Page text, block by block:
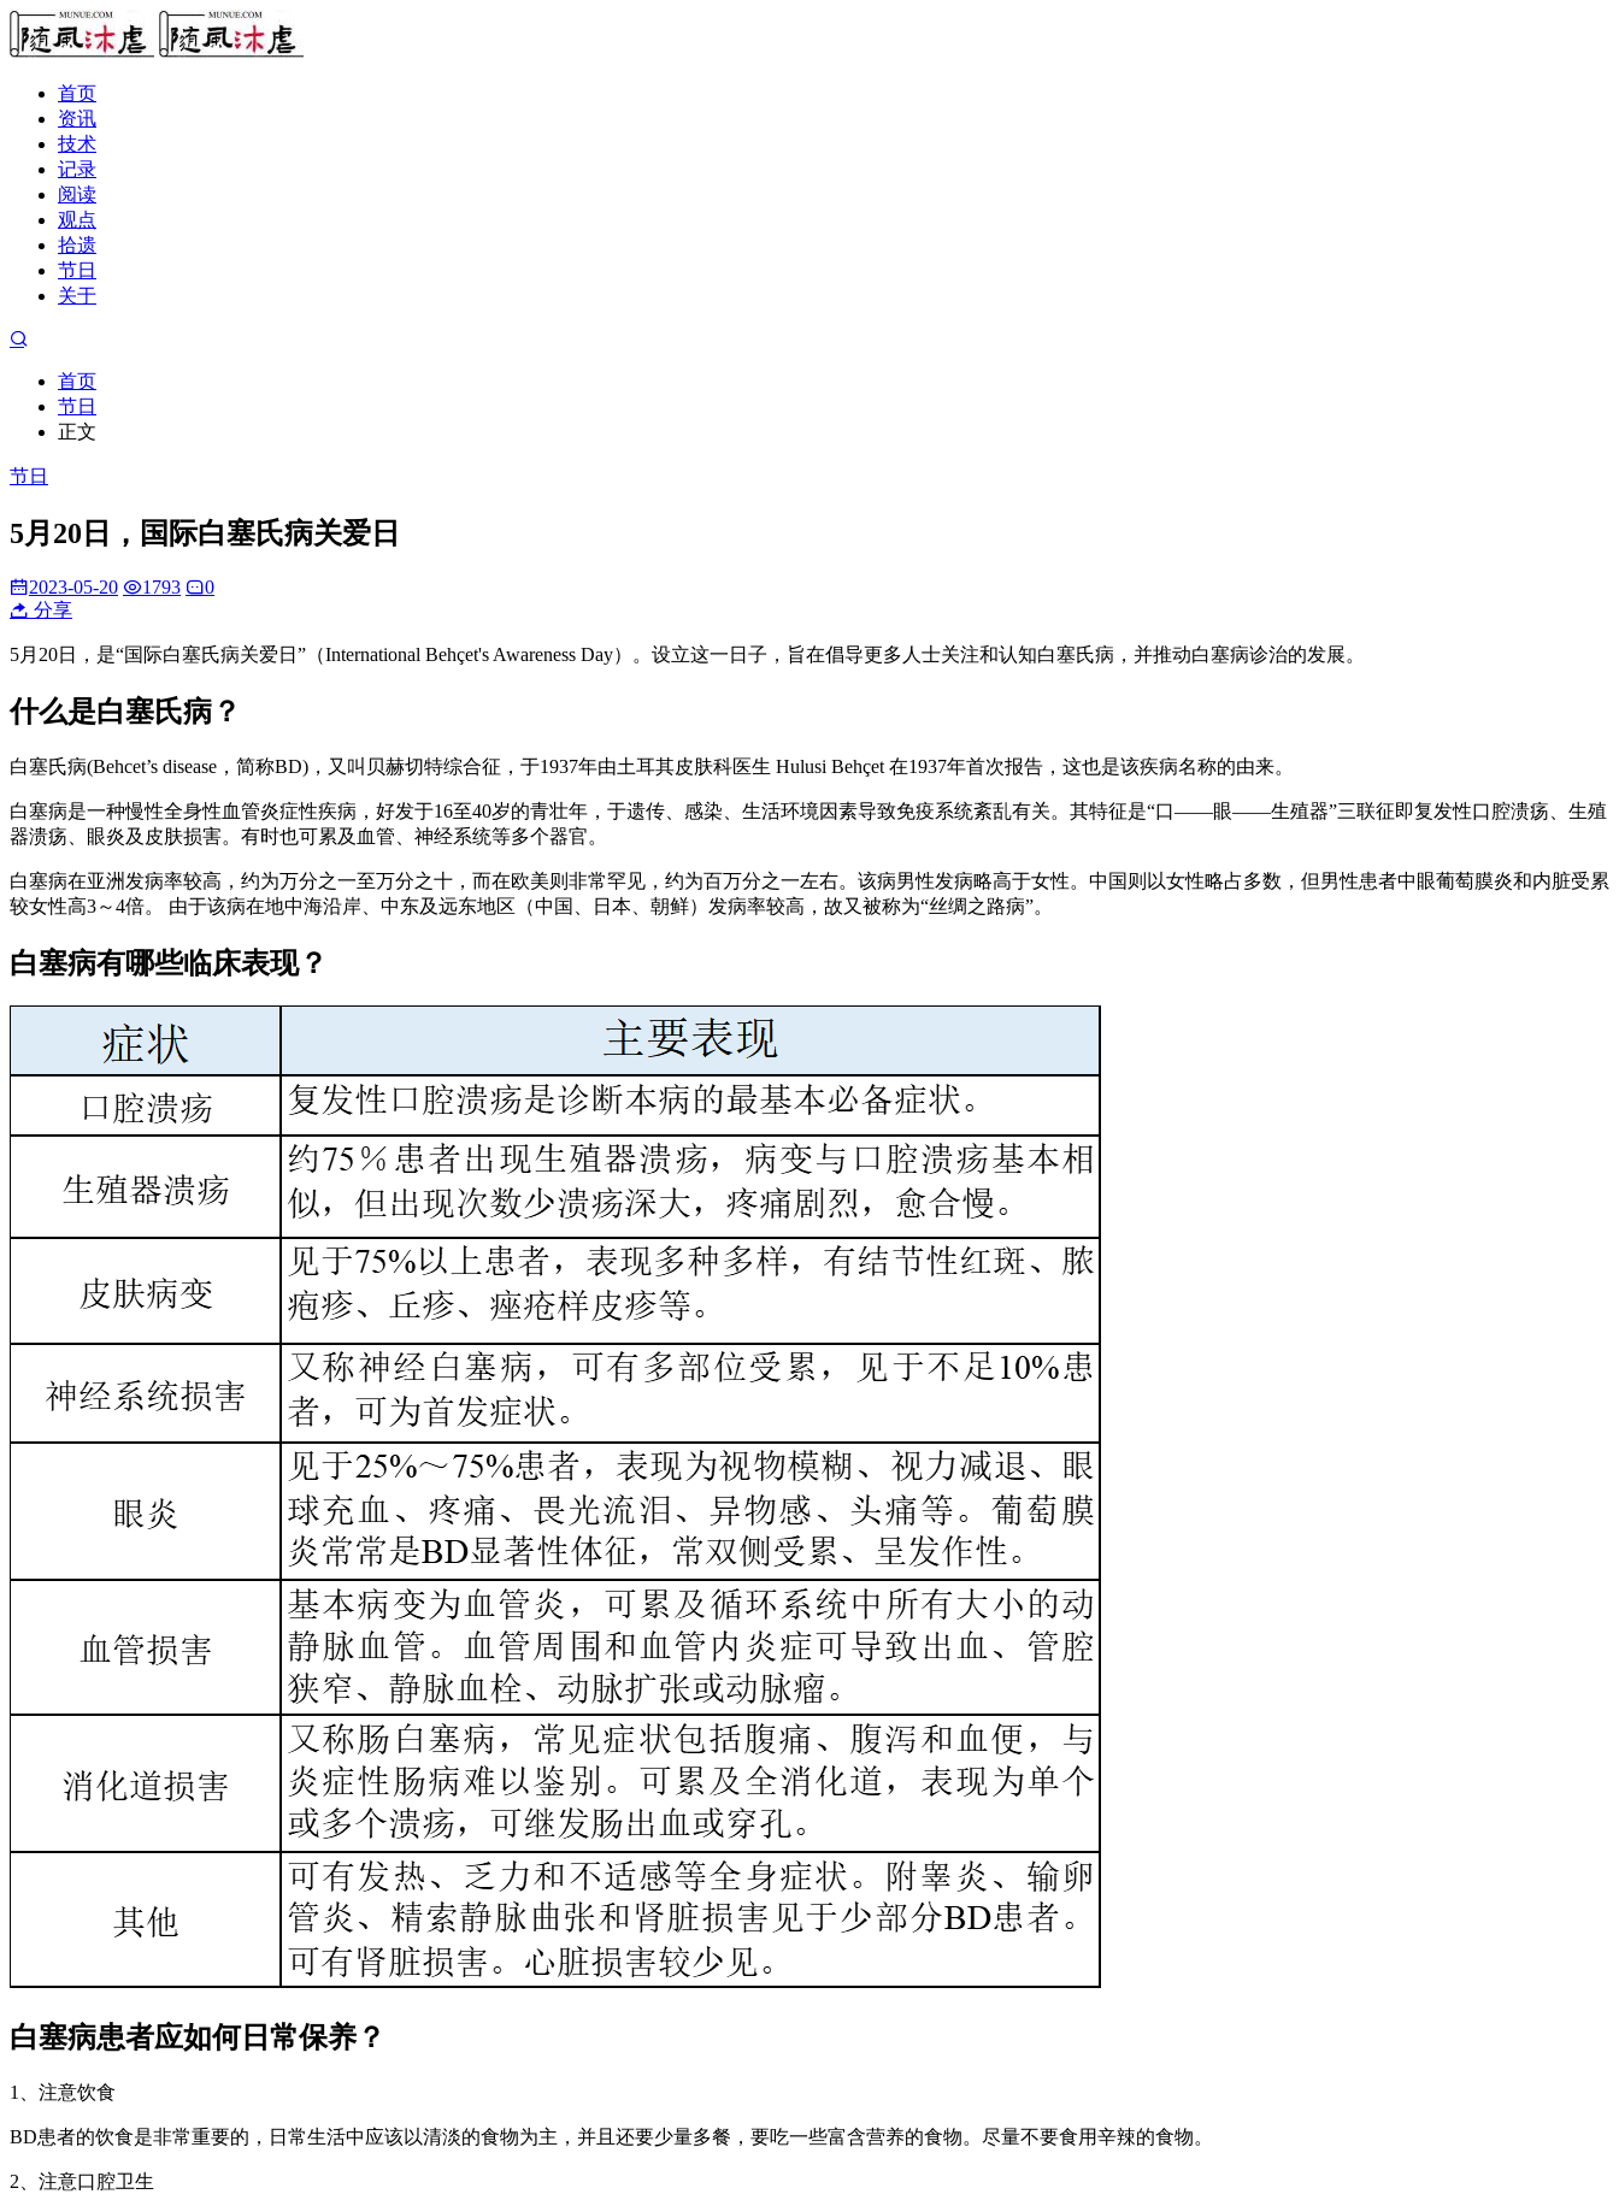
首页
资讯
技术
记录
阅读
观点
拾遗
节日
关于
首页
节日
正文
节日
5月20日，国际白塞氏病关爱日
2023-05-20 1793
0
分享
5月20日，是“国际白塞氏病关爱日”（International Behçet's Awareness Day）。设立这一日子，旨在倡导更多人士关注和认知白塞氏病，并推动白塞病诊治的发展。
什么是白塞氏病？
白塞氏病(Behcet’s disease，简称BD)，又叫贝赫切特综合征，于1937年由土耳其皮肤科医生 Hulusi Behçet 在1937年首次报告，这也是该疾病名称的由来。
白塞病是一种慢性全身性血管炎症性疾病，好发于16至40岁的青壮年，于遗传、感染、生活环境因素导致免疫系统紊乱有关。其特征是“口——眼——生殖器”三联征即复发性口腔溃疡、生殖
器溃疡、眼炎及皮肤损害。有时也可累及血管、神经系统等多个器官。
白塞病在亚洲发病率较高，约为万分之一至万分之十，而在欧美则非常罕见，约为百万分之一左右。该病男性发病略高于女性。中国则以女性略占多数，但男性患者中眼葡萄膜炎和内脏受累
较女性高3～4倍。 由于该病在地中海沿岸、中东及远东地区（中国、日本、朝鲜）发病率较高，故又被称为“丝绸之路病”。
白塞病有哪些临床表现？
白塞病患者应如何日常保养？
1、注意饮食
BD患者的饮食是非常重要的，日常生活中应该以清淡的食物为主，并且还要少量多餐，要吃一些富含营养的食物。尽量不要食用辛辣的食物。
2、注意口腔卫生